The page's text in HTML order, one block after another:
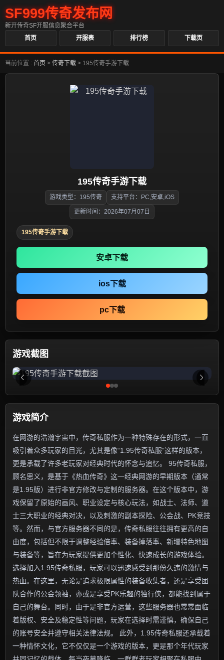
SF999传奇发布网
新开传奇SF开服信息聚合平台
首页
开服表 排行榜 下载页
当前位置 : 首页 > 传奇下载 > 195传奇手游下载
195传奇手游下载
游戏类型：195传奇 支持平台：PC,安卓,iOS
更新时间：2026年07月07日
195传奇手游下载
安卓下载
ios下载
pc下载
游戏截图
游戏简介
在网游的浩瀚宇宙中，传奇私服作为一种特殊存在的形式，一直
吸引着众多玩家的目光，尤其是像“1.95传奇私服”这样的版本，
更是承载了许多老玩家对经典时代的怀念与追忆。 95传奇私服，
顾名思义，是基于《热血传奇》这一经典网游的早期版本（通常
是1.95版）进行非官方修改与定制的服务器。在这个版本中，游
戏保留了原始的画风、职业设定与核心玩法，如战士、法师、道
士三大职业的经典对决，以及刺激的副本探险、公会战、PK竞技
等。然而，与官方服务器不同的是，传奇私服往往拥有更高的自
由度，包括但不限于调整经验倍率、装备掉落率、新增特色地图
与装备等，旨在为玩家提供更加个性化、快速成长的游戏体验。
选择加入1.95传奇私服，玩家可以迅速感受到那份久违的激情与
热血。在这里，无论是追求极限属性的装备收集者，还是享受团
队合作的公会领袖，亦或是享受PK乐趣的独行侠，都能找到属于
自己的舞台。同时，由于是非官方运营，这些服务器也常常面临
着版权、安全及稳定性等问题，玩家在选择时需谨慎，确保自己
的账号安全并遵守相关法律法规。 此外，1.95传奇私服还承载着
一种情怀文化，它不仅仅是一个游戏的版本，更是那个年代玩家